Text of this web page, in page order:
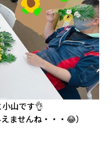
山です👌
ませんね・・・😂）